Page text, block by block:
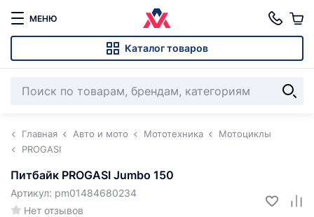
МЕНЮ
Каталог товаров
Главная Авто и мото Мототехника
Мотоциклы
PROGASI
Питбайк PROGASI Jumbo 150
Нет отзывов
Артикул: pm01484680234